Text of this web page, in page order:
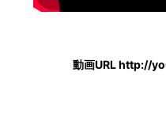
動画URL http://